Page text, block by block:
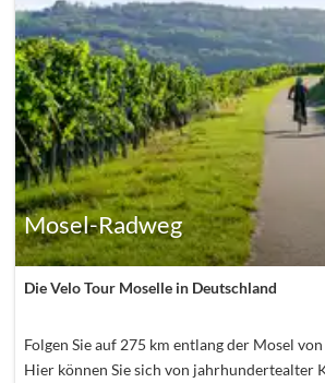
Mosel-Radweg
Die Velo Tour Moselle in Deutschland
Folgen Sie auf 275 km entlang der Mosel
Hier können Sie sich von jahrhundertealter